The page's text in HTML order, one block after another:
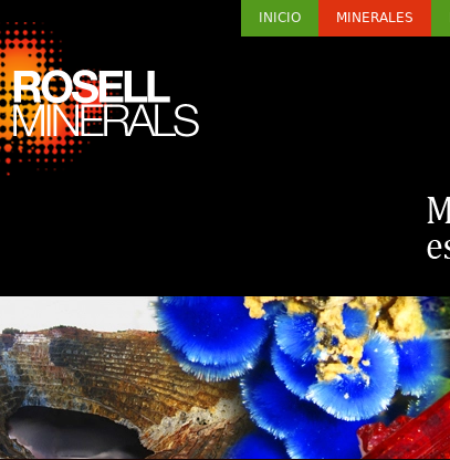
INICIO MINERALES